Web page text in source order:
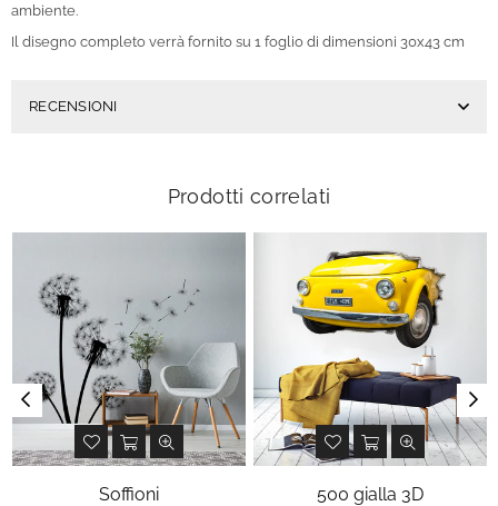
ambiente.
Il disegno completo verrà fornito su 1 foglio di dimensioni 30x43 cm
RECENSIONI
Prodotti correlati
Soffioni 500 gialla 3D